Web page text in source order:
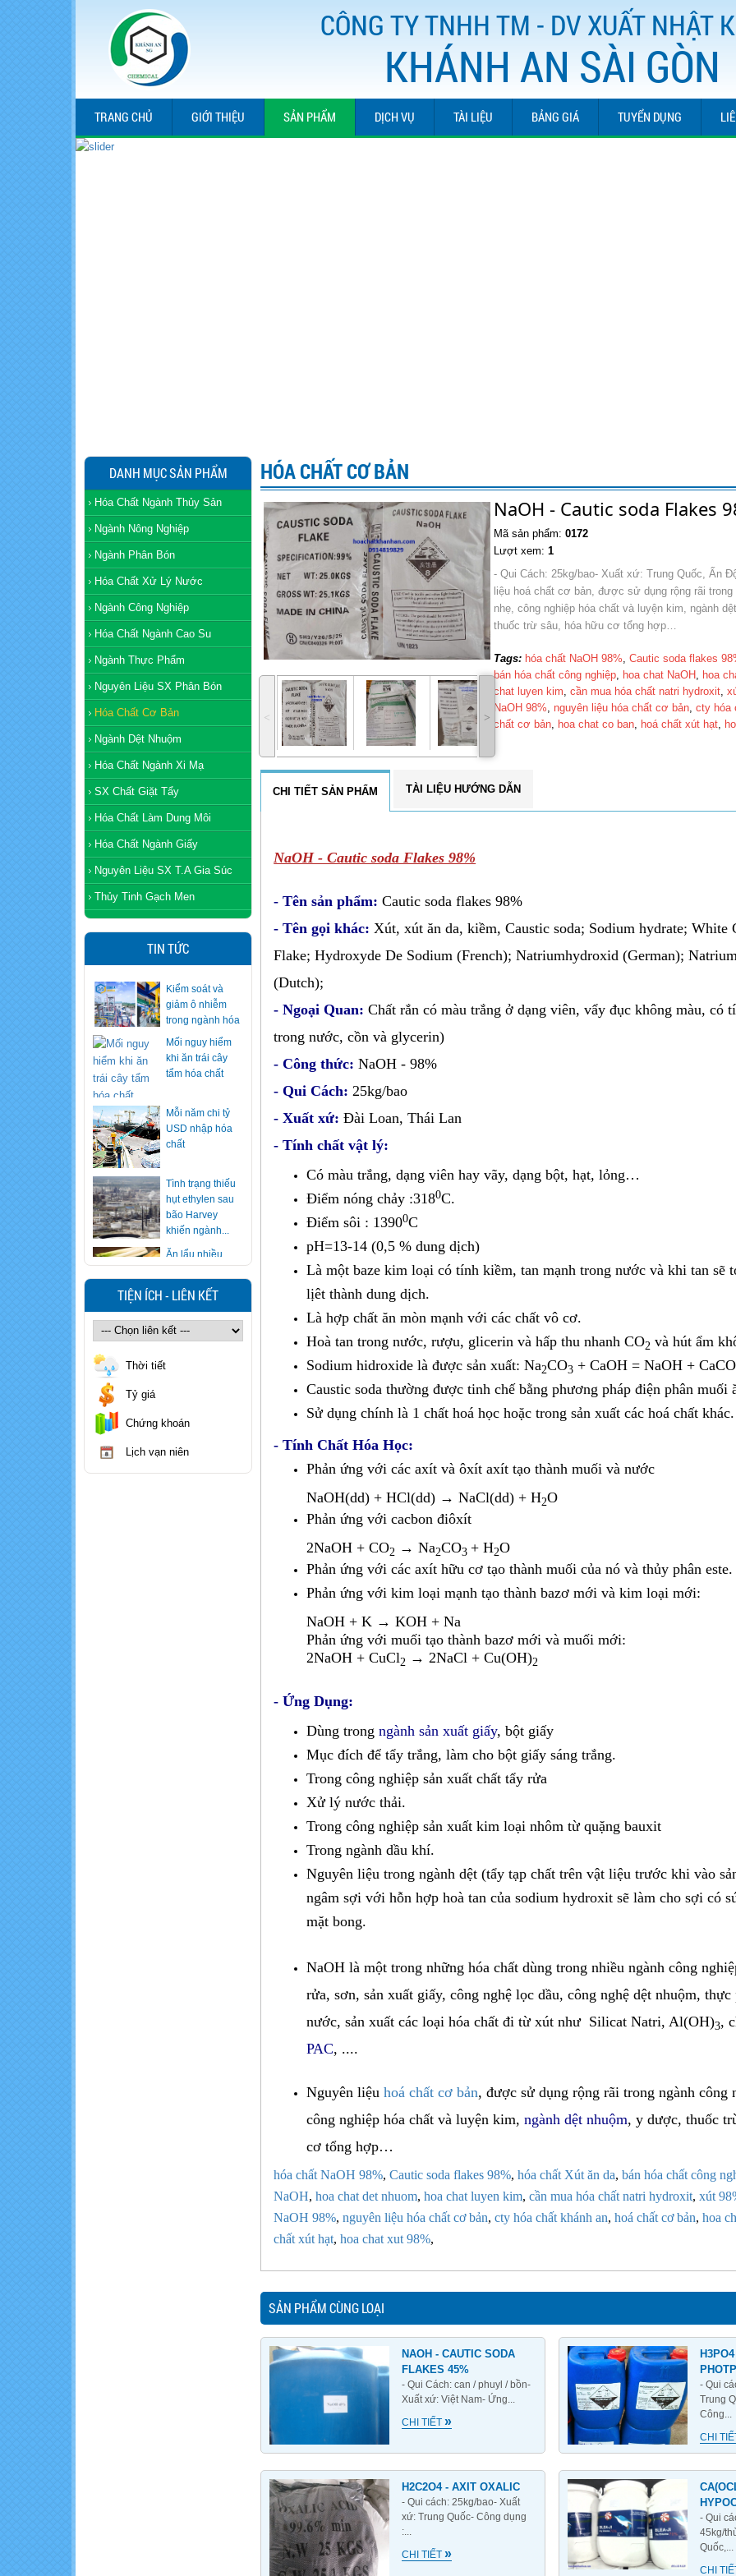
CÔNG TY TNHH TM - DV XUẤT NHẬT
KHÁNH AN SÀI GÒN
TRANG CHỦ GIỚI THIỆU SẢN PHẨM DỊCH VỤ TÀI LIỆU BẢNG GIÁ TUYỂN DỤNG
DANH MỤC SẢN PHẨM
Hóa Chất Ngành Thủy Sản
Ngành Nông Nghiệp
Ngành Phân Bón
Hóa Chất Xử Lý Nước
Ngành Công Nghiệp
Hóa Chất Ngành Cao Su
Ngành Thực Phẩm
Nguyên Liệu SX Phân Bón
Hóa Chất Cơ Bản
Ngành Dệt Nhuộm
Hóa Chất Ngành Xi Mạ
SX Chất Giặt Tẩy
Hóa Chất Làm Dung Môi
Hóa Chất Ngành Giấy
Nguyên Liệu SX T.A Gia Súc
Thủy Tinh Gạch Men
TIN TỨC
Mối nguy hiểm
khi ăn trái cây
tẩm hóa chất
Mỗi năm chi tỷ
USD nhập hóa
Tình trạng thiếu
hụt ethylen sau
khiến ngành...
Ăn lẩu nhiều
nhưng bạn có
biết cách "vạch
mặt" nồi lẩu...
trẻ nuốt nhầm
hóa chất
Cảnh báo loại
sinh tố, nước ép
TIỆN ÍCH - LIÊN KẾT
Thời tiết
Tỷ giá
Chứng khoán
Lịch vạn niên
HÓA CHẤT CƠ BẢN
˂ ˃
NaOH - Cautic soda Flakes
Mã sản phẩm:0172
Lượt xem:1
- Qui Cách: 25kg/bao- Xuất xứ: Trung Quốc, Ấn
liệu hoá chất cơ bản, được sử dụng rộng rãi trong
nhẹ, công nghiệp hóa chất và luyện kim, ngành
thuốc trừ sâu, hóa hữu cơ tổng hợp…
Tags: hóa chất NaOH 98% ,Cautic soda flakes
bán hóa chất công nghiệp
hoa chat NaOH hoa
chat luyen kim ,cần mua hóa chất natri hydroxit ,
NaOH 98%
nguyên liệu hóa chất cơ bản ,cty hóa
chất cơ bản
hoa chat co ban hoá chất xút hạt
CHI TIẾT SẢN PHẨM TÀI LIỆU HƯỚNG DẪN
NaOH - Cautic soda Flakes 98%
- Tên sản phẩm:Cautic soda flakes 98%
- Tên gọi khác:Xút, xút ăn da, kiềm, Caustic soda; Sodium hydrate; White
Flake; Hydroxyde De Sodium (French); Natriumhydroxid (German);
(Dutch);
- Ngoại Quan:Chất rắn có màu trắng ở dạng viên, vẩy đục không màu, có
trong nước, cồn và glycerin)
- Công thức: NaOH - 98%
- Qui Cách:25kg/bao
- Xuất xứ:Đài Loan, Thái Lan
- Tính chất vật lý:
Có màu trắng, dạng viên hay vãy, dạng bột, hạt, lỏng…
Điểm nóng chảy :3180C.
Điểm sôi : 13900C
pH=13-14 (0,5 % dung dịch)
Là một baze kim loại có tính kiềm, tan mạnh trong nước và khi tan sẽ
lịêt thành dung dịch.
Là hợp chất ăn mòn mạnh với các chất vô cơ.
Hoà tan trong nước, rượu, glicerin và hấp thu nhanh CO2 và hút ẩm
Sodium hidroxide là được sản xuất: Na­2CO3 + CaOH = NaOH + CaCO
Caustic soda thường được tinh chế bằng phương pháp điện phân muối
Sử dụng chính là 1 chất hoá học hoặc trong sản xuất các hoá chất khác.
- ​Tính Chất Hóa Học:
Phản ứng với các axít và ôxít axít tạo thành muối và nước
NaOH(dd) + HCl(dd) → NaCl(dd) + H2O
Phản ứng với cacbon điôxít
2NaOH + CO2 → Na2CO3+ H2O
Phản ứng với các axít hữu cơ tạo thành muối của nó và thủy phân este.
Phản ứng với kim loại mạnh tạo thành bazơ mới và kim loại mới:
NaOH + K → KOH + Na
Phản ứng với muối tạo thành bazơ mới và muối mới:
2NaOH + CuCl2 → 2NaCl + Cu(OH)2
- Ứng Dụng:
Dùng trongngành sản xuất giấy, bột giấy
Mục đích để tẩy trắng, làm cho bột giấy sáng trắng.
Trong công nghiệp sản xuất chất tẩy rửa
Xử lý nước thải.
Trong công nghiệp sản xuất kim loại nhôm từ quặng bauxit
Trong ngành dầu khí.
Nguyên liệu trong ngành dệt (tẩy tạp chất trên vật liệu trước khi vào
ngâm sợi với hỗn hợp hoà tan của sodium hydroxit sẽ làm cho sợi có
mặt bong.
NaOH là một trong những hóa chất dùng trong nhiều ngành công
rửa, sơn, sản xuất giấy, công nghệ lọc dầu, công nghệ dệt nhuộm,
nước, sản xuất các loại hóa chất đi từ xút như Silicat Natri, Al(OH)3,
PAC, ....
Nguyên liệuhoá chất cơ bản, được sử dụng rộng rãi trong ngành công
công nghiệp hóa chất và luyện kim,ngành dệt nhuộm, y dược, thuốc
cơ tổng hợp…
hóa chất NaOH 98%,Cautic soda flakes 98%,hóa chất Xút ăn da,bán hóa chất công
NaOH,hoa chat det nhuom,hoa chat luyen kim,cần mua hóa chất natri hydroxit,xút
NaOH 98%,nguyên liệu hóa chất cơ bản,cty hóa chất khánh an,hoá chất cơ bản,hoa
chất xút hạt,hoa chat xut 98%,
SẢN PHẨM CÙNG LOẠI
NAOH - CAUTIC SODA
FLAKES 45%
- Qui Cách: can / phuyl / bồn-
Xuất xứ: Việt Nam- Ứng...
CHI TIẾT»
- Qui
Trung
Công...
CHI
H2C2O4 - AXIT OXALIC
- Qui cách: 25kg/bao- Xuất
xứ: Trung Quốc- Công dụng
:...
CHI TIẾT»
- Qui
45kg/
Quốc,...
CHI